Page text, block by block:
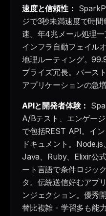
速度と信頼性：
ジで3秒未満速度で時
速。年4兆メール処理
インフラ自動フェイル
地理ルーティング。
プライズ冗長。バース
アプリケーションの急
APIと開発者体験：
A/Bテスト、エンゲー
で包括REST API。イ
ドキュメント。
Java、Ruby、Elixir公
ート言語で条件ロジッ
タ。伝統送信好むアプ
ンジェクション。優秀
替比複雑 - 学習多も能力